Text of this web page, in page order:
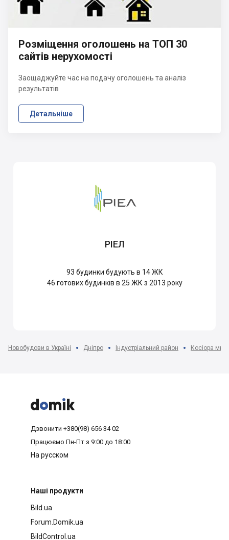
Розміщення оголошень на ТОП 30
сайтів нерухомості
Заощаджуйте час на подачу оголошень та аналіз
результатів
Детальніше
РІЕЛ
93 будинки будують в 14 ЖК
46 готових будинків в 25 ЖК з 2013 року
Новобудови в Україні Дніпро Індустріальний район Косіора мкр-



Дзвонити +380(98) 656 34 02
Працюємо Пн-Пт з 9:00 до 18:00
На русском
Наші продукти
Bild.ua
Forum.Domik.ua
BildControl.ua